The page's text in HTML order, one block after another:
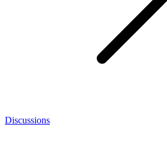
Discussions